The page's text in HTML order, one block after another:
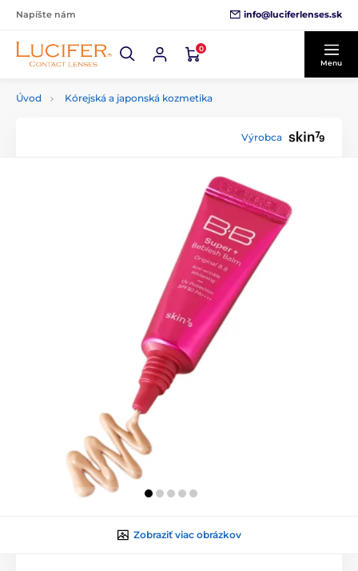
Napíšte nám info@luciferlenses.sk
0
Menu
Úvod Kórejská a japonská kozmetika
Výrobca
Zobraziť viac obrázkov